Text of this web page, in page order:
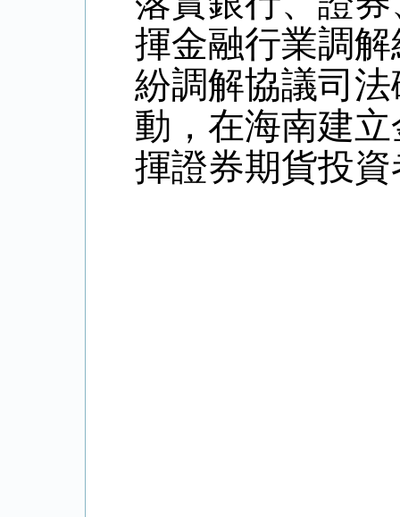
揮金融行業調
紛調解協議司
動，在海南建
揮證券期貨投